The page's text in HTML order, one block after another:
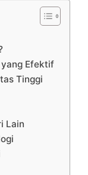
yang Efektif
Tinggi
Lain